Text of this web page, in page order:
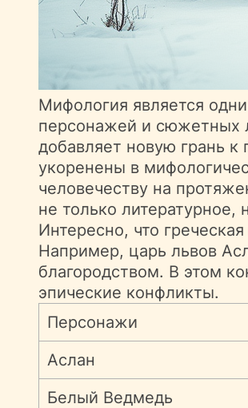
Мифология является
персонажей и сюжетных
добавляет новую грань
укоренены в
человечеству на
не только литературное,
Интересно, что
Например, царь львов
благородством. В этом
эпические конфликты.
Персонажи
Аслан
Белый Ведмедь